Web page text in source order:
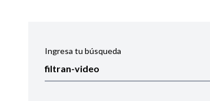
Ingresa tu búsqueda